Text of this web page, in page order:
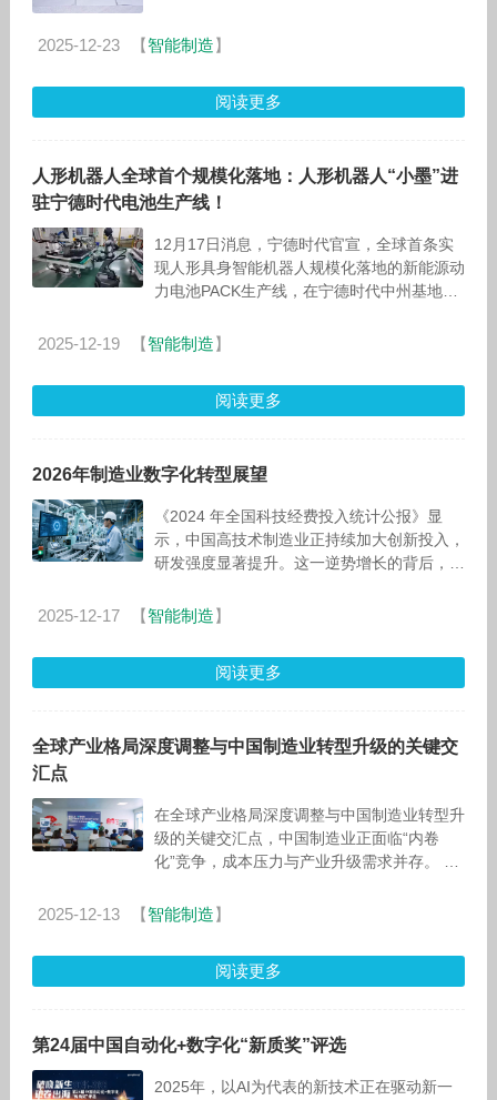
直接影响到工程的安全性
2025-12-23 【智能制造】
阅读更多
人形机器人全球首个规模化落地：人形机器人“小墨”进
驻宁德时代电池生产线！
12月17日消息，宁德时代官宣，全球首条实
现人形具身智能机器人规模化落地的新能源动
力电池PACK生产线，在宁德时代中州基地正
电池接插件插接等
2025-12-19 【智能制造】
阅读更多
2026年制造业数字化转型展望
《2024 年全国科技经费投入统计公报》显
示，中国高技术制造业正持续加大创新投入，
研发强度显著提升。这一逆势增长的背后，是
统或服务时，企业很难在复杂性、成本和速
2025-12-17 【智能制造】
阅读更多
全球产业格局深度调整与中国制造业转型升级的关键交
汇点
在全球产业格局深度调整与中国制造业转型升
级的关键交汇点，中国制造业正面临“内卷
化”竞争，成本压力与产业升级需求并存。 从
现不同
2025-12-13 【智能制造】
阅读更多
第24届中国自动化+数字化“新质奖”评选
2025年，以AI为代表的新技术正在驱动新一